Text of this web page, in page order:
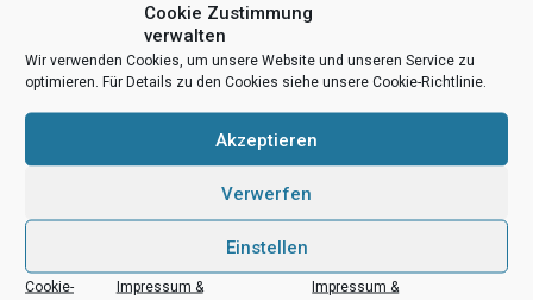
Cookie Zustimmung
verwalten
Wir verwenden Cookies, um unsere Website und unseren Service zu
optimieren. Für Details zu den Cookies siehe unsere Cookie-Richtlinie.
Akzeptieren
Verwerfen
Einstellen
Cookie-
Impressum &
Impressum &
teilen